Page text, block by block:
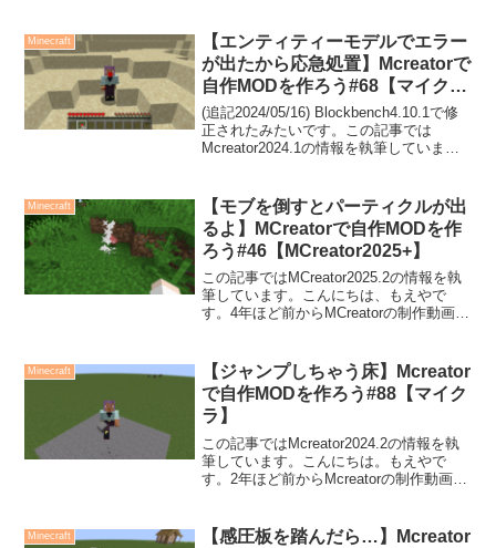
テクスチャの作成リソース、新規...
Minecraft
【エンティティーモデルでエラー
が出たから応急処置】Mcreatorで
自作MODを作ろう#68【マイク
ラ】
(追記2024/05/16) Blockbench4.10.1で修
正されたみたいです。この記事では
Mcreator2024.1の情報を執筆していま
プし...
Minecraft
【モブを倒すとパーティクルが出
るよ】MCreatorで自作MODを作
ろう#46【MCreator2025+】
この記事ではMCreator2025.2の情報を執
筆しています。こんにちは、もえやで
す。4年ほど前からMCreatorの制作動画を
所にパーティクルが発生する様に...
Minecraft
【ジャンプしちゃう床】Mcreator
で自作MODを作ろう#88【マイク
ラ】
この記事ではMcreator2024.2の情報を執
筆しています。こんにちは。もえやで
す。2年ほど前からMcreatorの制作動画を
ます。ブロックを作成するプ...
Minecraft
【感圧板を踏んだら…】Mcreator